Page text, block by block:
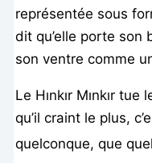
représentée sous
dit qu’elle porte son
son ventre comme
Le Hınkır Mınkır
qu’il craint le plus,
quelconque, que